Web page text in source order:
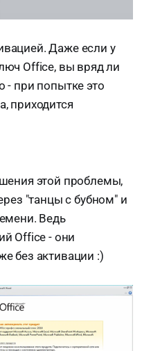
Даже если у
Office, вы вряд ли
- при попытке это
приходится
этой проблемы,
"танцы с бубном" и
Ведь
Office - они
без активации :)